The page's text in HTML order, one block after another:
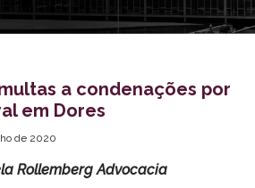
a condenações por
em Dores
de 2020
Rollemberg Advocacia